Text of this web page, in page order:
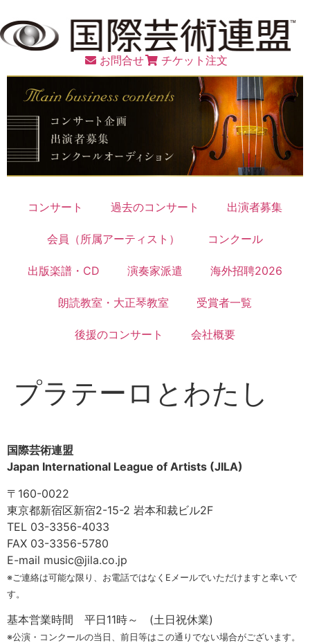
お問合せ チケット注文
コンサート 過去のコンサート 出演者募集
会員（所属アーティスト） コンクール
出版楽譜・CD 演奏家派遣 海外招聘2026
朗読教室・大正琴教室 受賞者一覧
後援のコンサート 会社概要
プラテーロとわたし
国際芸術連盟
Japan International League of Artists (JILA)
〒160-0022
東京都新宿区新宿2-15-2 岩本和裁ビル2F
TEL 03-3356-4033
FAX 03-3356-5780
E-mail music@jila.co.jp
※ご連絡は可能な限り、お電話ではなくEメールでいただけますと幸いで
す。
基本営業時間 平日11時～ (土日祝休業)
※公演・コンクールの当日、前日等はこの通りでない場合がございます。